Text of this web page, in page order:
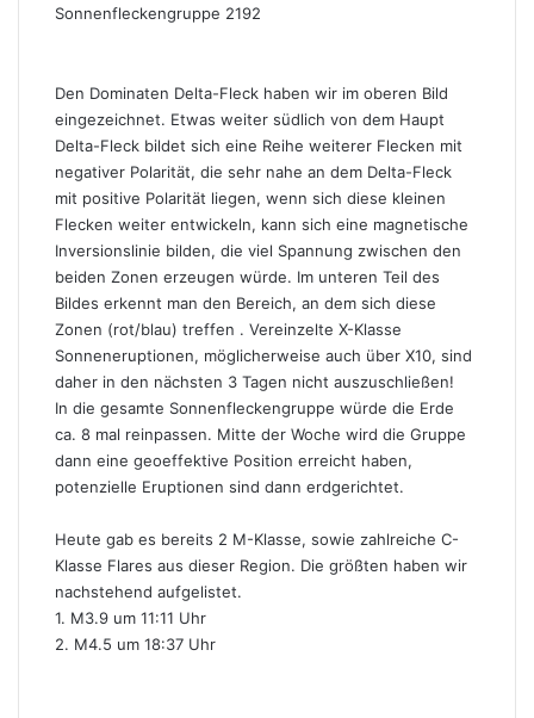
Sonnenfleckengruppe 2192
Den Dominaten Delta-Fleck haben wir im oberen Bild
eingezeichnet. Etwas weiter südlich von dem Haupt
Delta-Fleck bildet sich eine Reihe weiterer Flecken mit
negativer Polarität, die sehr nahe an dem Delta-Fleck
mit positive Polarität liegen, wenn sich diese kleinen
Flecken weiter entwickeln, kann sich eine magnetische
Inversionslinie bilden, die viel Spannung zwischen den
beiden Zonen erzeugen würde. Im unteren Teil des
Bildes erkennt man den Bereich, an dem sich diese
Zonen (rot/blau) treffen . Vereinzelte X-Klasse
Sonneneruptionen, möglicherweise auch über X10, sind
daher in den nächsten 3 Tagen nicht auszuschließen!
In die gesamte Sonnenfleckengruppe würde die Erde
ca. 8 mal reinpassen. Mitte der Woche wird die Gruppe
dann eine geoeffektive Position erreicht haben,
potenzielle Eruptionen sind dann erdgerichtet.
Heute gab es bereits 2 M-Klasse, sowie zahlreiche C-
Klasse Flares aus dieser Region. Die größten haben wir
nachstehend aufgelistet.
1. M3.9 um 11:11 Uhr
2. M4.5 um 18:37 Uhr